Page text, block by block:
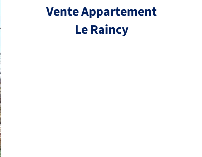
Vente Appartement
Le Raincy